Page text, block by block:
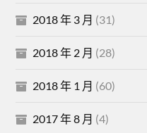
2018 年 3 月 (31)
2018 年 2 月 (28)
2018 年 1 月 (60)
2017 年 8 月 (4)